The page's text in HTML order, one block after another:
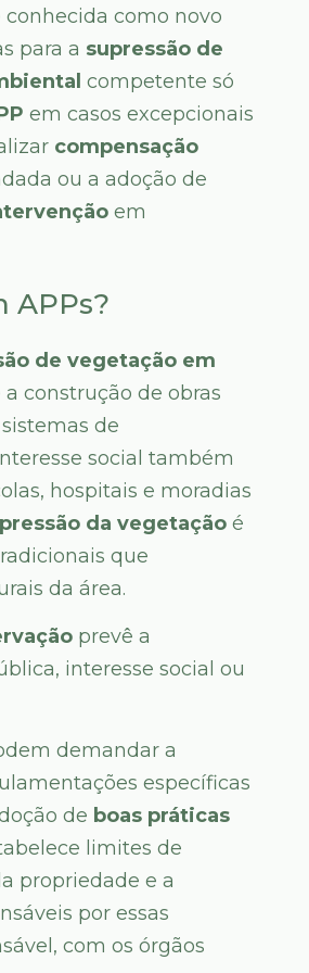
conhecida como novo
para a supressão de
competente só
em casos excepcionais
compensação
ou a adoção de
em
APPs?
de vegetação em
construção de obras
de
social também
hospitais e moradias
da vegetação é
que
da área.
prevê a
interesse social ou
demandar a
específicas
de boas práticas
limites de
propriedade e a
por essas
com os órgãos